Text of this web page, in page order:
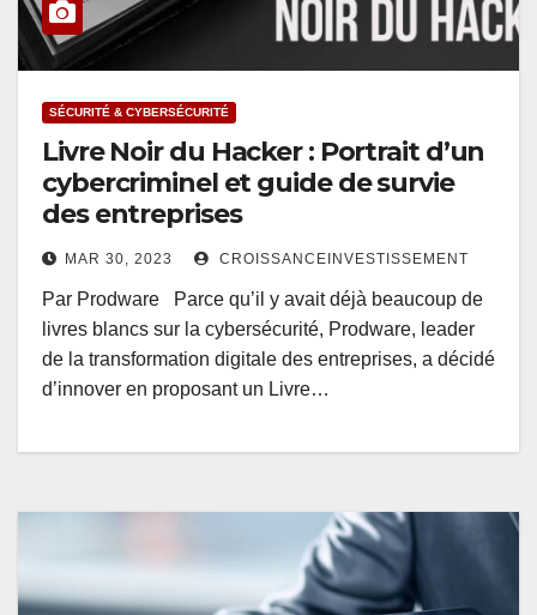
SÉCURITÉ & CYBERSÉCURITÉ
Livre Noir du Hacker : Portrait d’un
cybercriminel et guide de survie
des entreprises
MAR 30, 2023 CROISSANCEINVESTISSEMENT
Par Prodware Parce qu’il y avait déjà beaucoup de
livres blancs sur la cybersécurité, Prodware, leader
de la transformation digitale des entreprises, a décidé
d’innover en proposant un Livre…